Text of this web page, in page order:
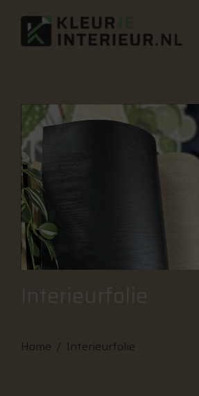
Home Interieurfolie